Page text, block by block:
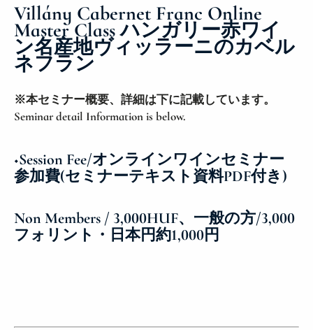
Villány Cabernet Franc Online
Master Class ハンガリー赤ワイ
ン名産地ヴィッラーニのカベル
ネフラン
※本セミナー概要、詳細は下に記載しています。
Seminar detail Information is below.
◆Session Fee/オンラインワインセミナー
参加費(セミナーテキスト資料PDF付き)
Non Members / 3,000HUF、一般の方/3,000
フォリント・日本円約1,000円